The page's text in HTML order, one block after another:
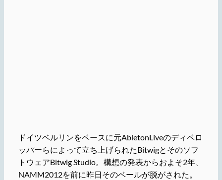
ドイツベルリンをベースに元AbletonLiveのディベロ
ッパーらによって立ち上げられたBitwigとそのソフ
トウェアBitwig Studio。構想の発表からおよそ2年、
NAMM2012を前に昨日そのベールが脱がされた。